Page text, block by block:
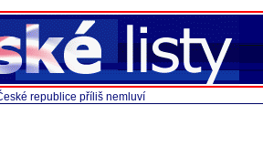
republice příliš nemluví